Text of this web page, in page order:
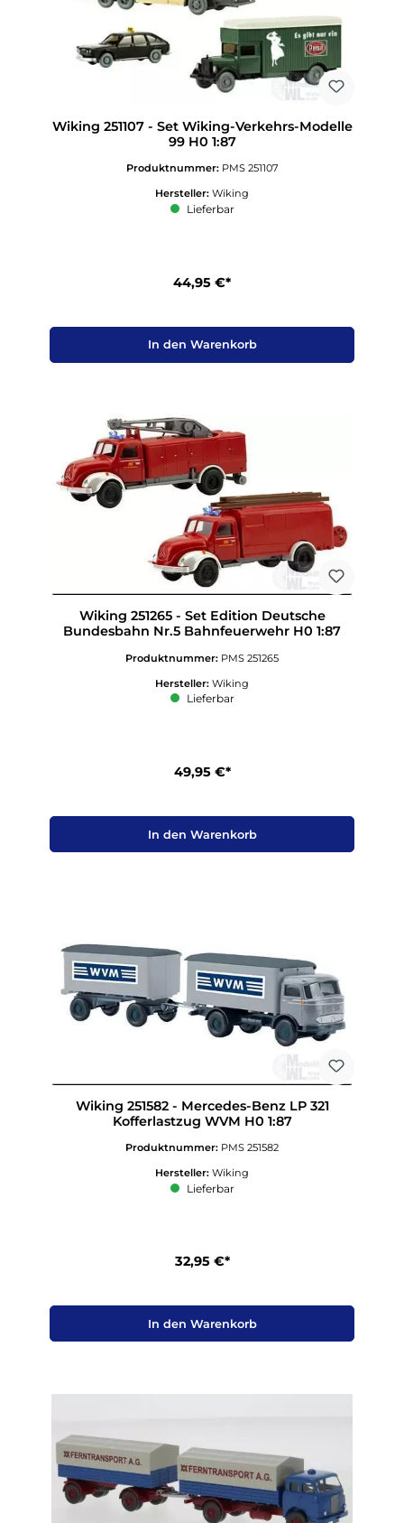
Wiking 251107 - Set Wiking-Verkehrs-Modelle
99 H0 1:87
Produktnummer: PMS 251107
Hersteller: Wiking
Lieferbar
44,95 €*
In den Warenkorb
Wiking 251265 - Set Edition Deutsche
Bundesbahn Nr.5 Bahnfeuerwehr H0 1:87
Produktnummer: PMS 251265
Hersteller: Wiking
Lieferbar
49,95 €*
In den Warenkorb
Wiking 251582 - Mercedes-Benz LP 321
Kofferlastzug WVM H0 1:87
Produktnummer: PMS 251582
Hersteller: Wiking
Lieferbar
32,95 €*
In den Warenkorb